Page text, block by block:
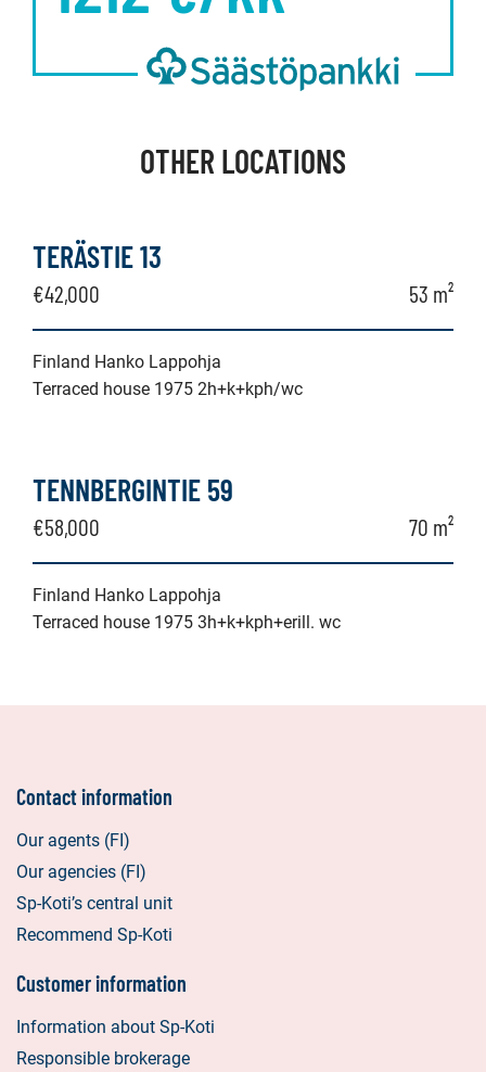
OTHER LOCATIONS
TERÄSTIE 13
€42,000 53 m²
Finland Hanko Lappohja
Terraced house 1975 2h+k+kph/wc
TENNBERGINTIE 59
€58,000 70 m²
Finland Hanko Lappohja
Terraced house 1975 3h+k+kph+erill. wc
Contact information
Our agents (FI)
Our agencies (FI)
Sp-Koti’s central unit
Recommend Sp-Koti
Customer information
Information about Sp-Koti
Responsible brokerage